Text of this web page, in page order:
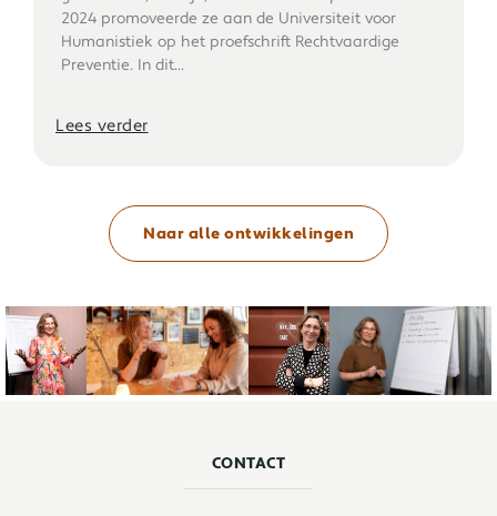
2024 promoveerde ze aan de Universiteit voor
Humanistiek op het proefschrift Rechtvaardige
Preventie. In dit...
Lees verder
Naar alle ontwikkelingen
CONTACT